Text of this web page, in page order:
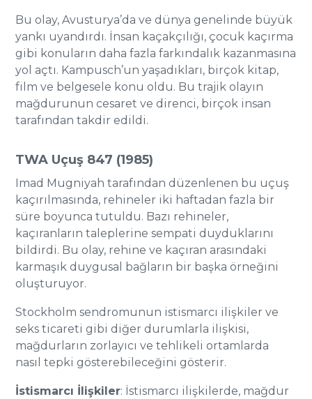
Bu olay, Avusturya’da ve dünya genelinde büyük
yankı uyandırdı. İnsan kaçakçılığı, çocuk kaçırma
gibi konuların daha fazla farkındalık kazanmasına
yol açtı. Kampusch’un yaşadıkları, birçok kitap,
film ve belgesele konu oldu. Bu trajik olayın
mağdurunun cesaret ve direnci, birçok insan
tarafından takdir edildi.
TWA Uçuş 847 (1985)
Imad Mugniyah tarafından düzenlenen bu uçuş
kaçırılmasında, rehineler iki haftadan fazla bir
süre boyunca tutuldu. Bazı rehineler,
kaçıranların taleplerine sempati duyduklarını
bildirdi. Bu olay, rehine ve kaçıran arasındaki
karmaşık duygusal bağların bir başka örneğini
oluşturuyor.
Stockholm sendromunun istismarcı ilişkiler ve
seks ticareti gibi diğer durumlarla ilişkisi,
mağdurların zorlayıcı ve tehlikeli ortamlarda
nasıl tepki gösterebileceğini gösterir.
İstismarcı İlişkiler: İstismarcı ilişkilerde, mağdur